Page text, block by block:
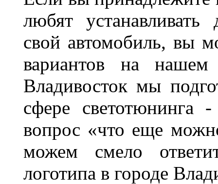
любят устанавливать
свой автомобиль, вы
вариантов на
Владивосток мы
сфере светотюнинга
вопрос «что еще
можем смело
логотипа в городе